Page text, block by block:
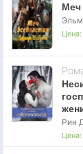
Меч
Цена:
Рин
Цена: